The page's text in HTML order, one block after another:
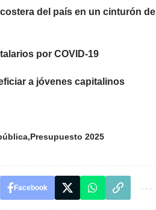
del país en un cinturón de
por COVID-19
a jóvenes capitalinos
Presupuesto 2025
Facebook